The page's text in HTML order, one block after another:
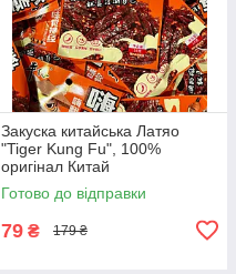
Закуска китайська Латяо
"Tiger Kung Fu", 100%
оригінал Китай
Готово до відправки
79 ₴ 179 ₴